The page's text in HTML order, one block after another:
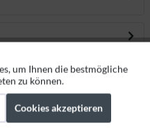
Aktiv
Aktiv
um Ihnen die bestmögliche
zu können.
Cookies akzeptieren